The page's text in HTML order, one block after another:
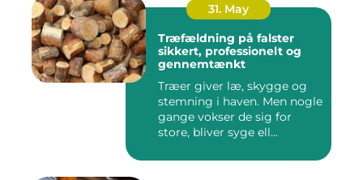
31. May
Træfældning på falster
sikkert, professionelt og
gennemtænkt
Træer giver læ, skygge og
stemning i haven. Men nogle
gange vokser de sig for
store, bliver syge ell...